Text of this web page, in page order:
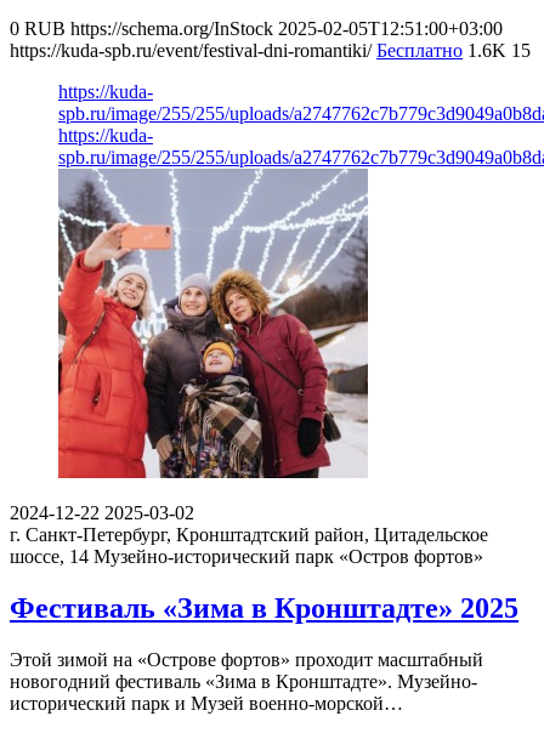
0 RUB https://schema.org/InStock 2025-02-05T12:51:00+03:00
https://kuda-spb.ru/event/festival-dni-romantiki/ Бесплатно 1.6K 15
https://kuda-
spb.ru/image/255/255/uploads/
https://kuda-
spb.ru/image/255/255/uploads/
2024-12-22 2025-03-02
г. Санкт-Петербург, Кронштадтский район, Цитадельское
шоссе, 14 Музейно-исторический парк «Остров фортов»
Фестиваль «Зима в Кронштадте» 2025
Этой зимой на «Острове фортов» проходит масштабный
новогодний фестиваль «Зима в Кронштадте». Музейно-
исторический парк и Музей военно-морской…